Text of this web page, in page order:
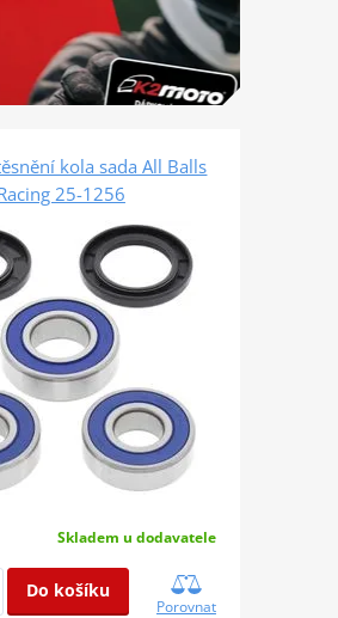
kola sada All Balls
25-1256
Skladem u dodavatele
Do košíku
Porovnat